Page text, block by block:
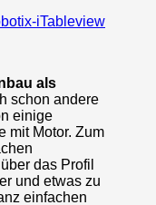
als
schon andere
einige
mit Motor. Zum
das Profil
und etwas zu
einfachen